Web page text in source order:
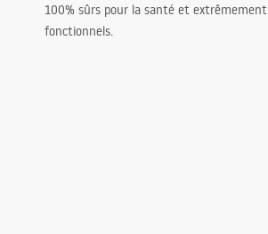
100% sûrs pour la santé et extrêmement
fonctionnels.